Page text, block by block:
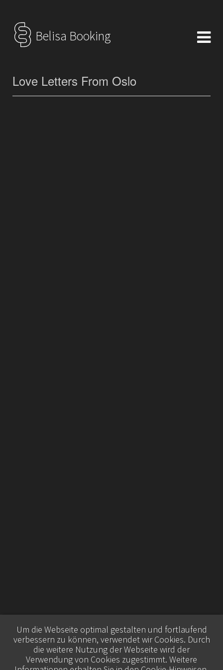
Belisa Booking
Love Letters From Oslo
Um die Webseite optimal gestalten und fortlaufend
verbessern zu können, verwendet wir Cookies. Durch
die weitere Nutzung der Webseite wird der
Verwendung von Cookies zugestimmt. Weitere